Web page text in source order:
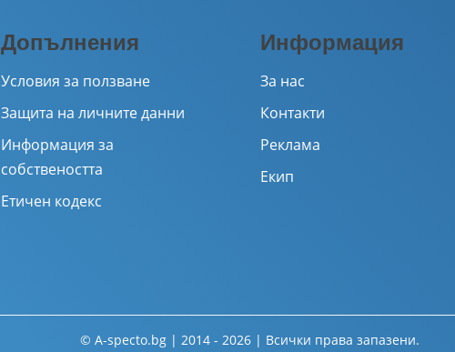
Допълнения
Условия за ползване
Защита на личните данни
Информация за
собствеността
Етичен кодекс
Информация
За нас
Контакти
Реклама
Екип
© A-specto.bg | 2014 - 2026 | Всички права запазени.